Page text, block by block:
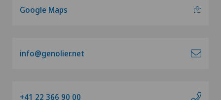
Google Maps
info@genolier.net
+41 22 366 90 00